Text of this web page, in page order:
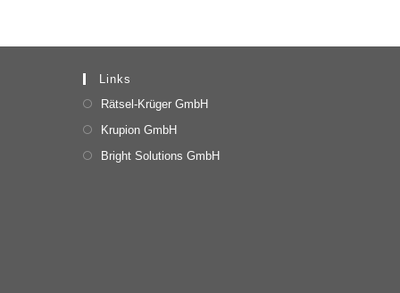
Links
Rätsel-Krüger GmbH
Krupion GmbH
Bright Solutions GmbH